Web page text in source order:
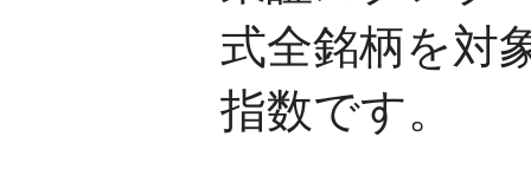
式全銘柄を対
指数です。